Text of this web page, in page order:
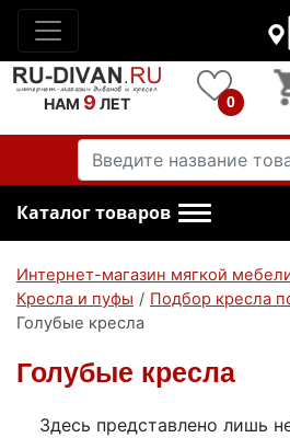
НАМ 9 ЛЕТ 0
Каталог товаров
Интернет-магазин мягкой
Кресла и пуфы / Подбор кресла
Голубые кресла
Голубые кресла
Здесь представлено лишь